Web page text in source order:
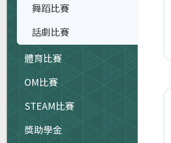
舞蹈比賽
話劇比賽
體育比賽
OM比賽
STEAM比賽
獎助學金